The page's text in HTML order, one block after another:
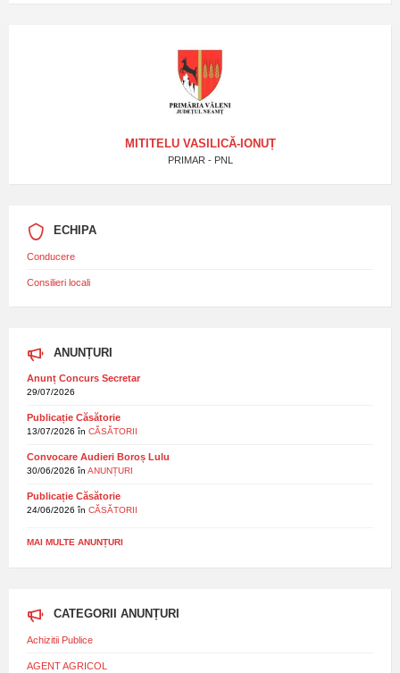
MITITELU VASILICĂ-IONUȚ
PRIMAR - PNL
ECHIPA
Conducere
Consilieri locali
ANUNȚURI
Anunț Concurs Secretar
29/07/2026
Publicație Căsătorie
13/07/2026 în CĂSĂTORII
Convocare Audieri Boroș Lulu
30/06/2026 în ANUNȚURI
Publicație Căsătorie
24/06/2026 în CĂSĂTORII
MAI MULTE ANUNȚURI
CATEGORII ANUNȚURI
Achizitii Publice
AGENT AGRICOL